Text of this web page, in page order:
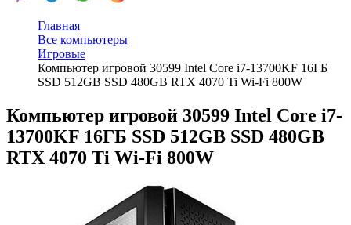
Главная
Все компьютеры
Игровые
Компьютер игровой 30599 Intel Core i7-13700KF 16ГБ
SSD 512GB SSD 480GB RTX 4070 Ti Wi-Fi 800W
Компьютер игровой 30599 Intel Core i7-
13700KF 16ГБ SSD 512GB SSD 480GB
RTX 4070 Ti Wi-Fi 800W